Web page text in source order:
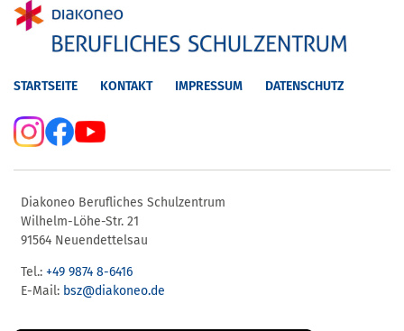
STARTSEITE KONTAKT IMPRESSUM DATENSCHUTZ
Diakoneo Berufliches Schulzentrum
Wilhelm-Löhe-Str. 21
91564 Neuendettelsau
Tel.: +49 9874 8-6416
E-Mail: bsz@diakoneo.de